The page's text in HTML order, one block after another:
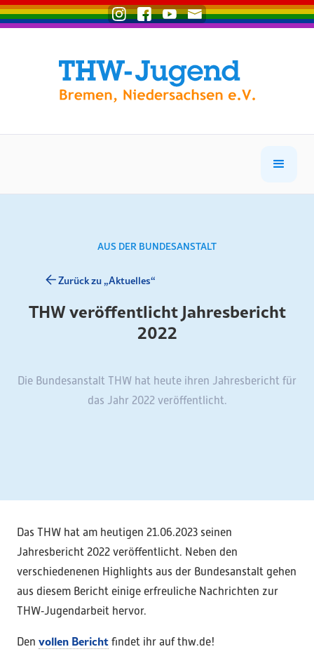
AUS DER BUNDESANSTALT
THW veröffentlicht Jahresbericht
2022
Die Bundesanstalt THW hat heute ihren Jahresbericht für
das Jahr 2022 veröffentlicht.
Zurück zu „Aktuelles“
Das THW hat am heutigen 21.06.2023 seinen
Jahresbericht 2022 veröffentlicht. Neben den
verschiedenenen Highlights aus der Bundesanstalt gehen
aus diesem Bericht einige erfreuliche Nachrichten zur
THW‑Jugendarbeit hervor.
Den vollen Bericht findet ihr auf thw.de!